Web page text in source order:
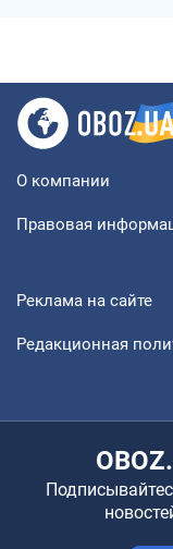
О компании
Правовая
Реклама на сайте
Редакционная